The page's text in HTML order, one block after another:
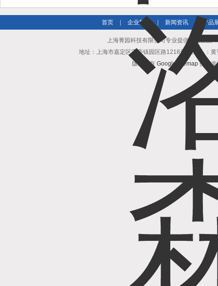
首页 企业简介 新闻资讯 | 产品
上海菁园科技有限公司专业提供原装正品
地址：上海市嘉定区安亭镇园区路1218号 联系人：
版权所有 GoogleSitemap技术支